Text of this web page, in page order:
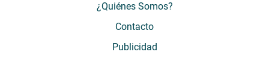
¿Quiénes Somos?
Contacto
Publicidad